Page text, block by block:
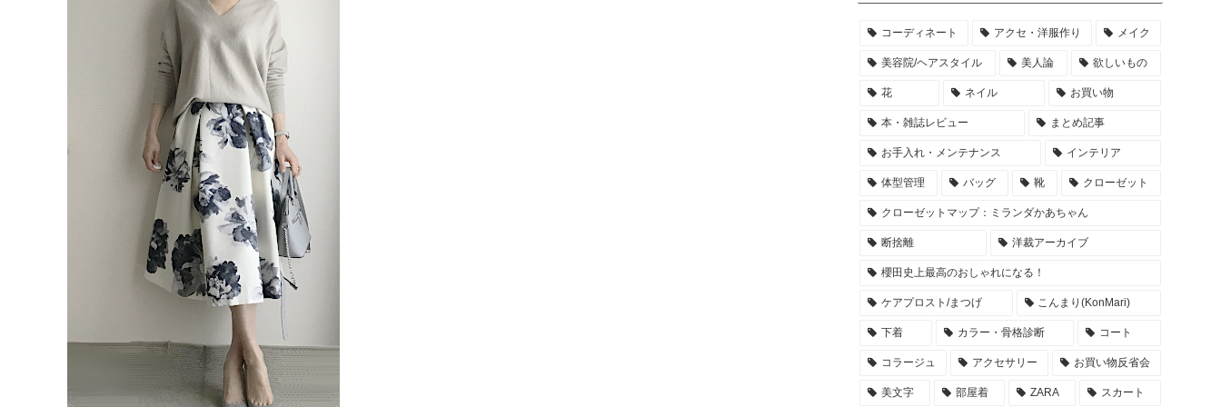
コーディネート アクセ・洋服作り メイク
美容院/ヘアスタイル 美人論 欲しいもの
花 ネイル お買い物
本・雑誌レビュー まとめ記事
お手入れ・メンテナンス インテリア
体型管理 バッグ 靴 クローゼット
クローゼットマップ：ミランダかあちゃん
断捨離 洋裁アーカイブ
櫻田史上最高のおしゃれになる！
ケアプロスト/まつげ こんまり(KonMari)
下着 カラー・骨格診断 コート
コラージュ アクセサリー お買い物反省会
美文字 部屋着 ZARA スカート